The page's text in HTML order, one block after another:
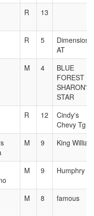
R 13
R 5
Dimension
AT
M 4
BLUE
FOREST
SHARON'S
STAR
R 12
Cindy's
Chevy Tg
M 9 King William
M 9 Humphry
M 8 famous